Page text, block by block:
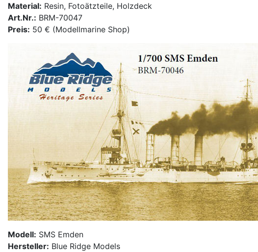
Material: Resin, Fotoätzteile, Holzdeck
Art.Nr.: BRM-70047
Preis: 50 € (Modellmarine Shop)
Modell: SMS Emden
Hersteller: Blue Ridge Models